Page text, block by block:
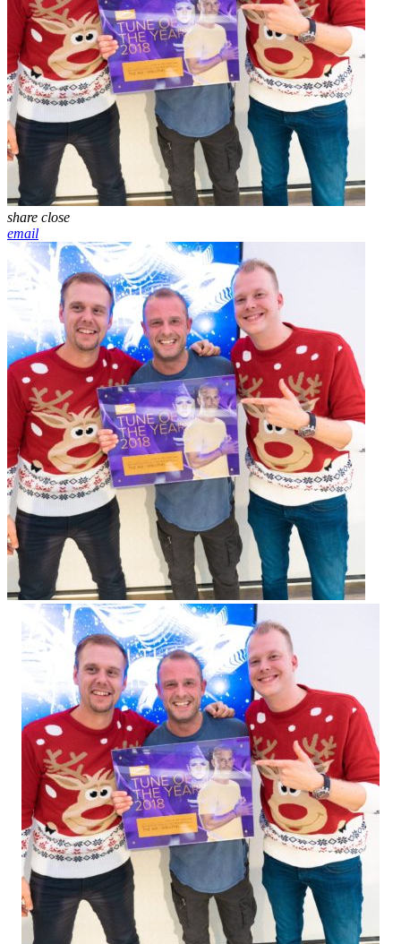
share close
email